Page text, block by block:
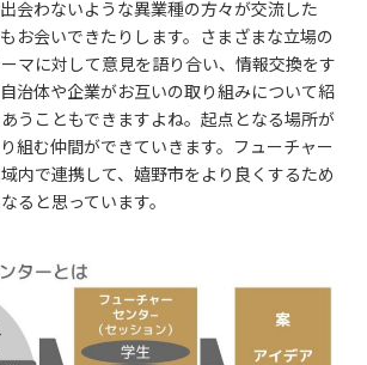
会わないような異業種の方々が交流した
お会いできたりします。さまざまな立場の
マに対して意見を語り合い、情報交換をす
治体や企業がお互いの取り組みについて紹
うこともできますよね。起点となる場所が
組む仲間ができていきます。フューチャー
内で連携して、嬉野市をより良くするため
ると思っています。